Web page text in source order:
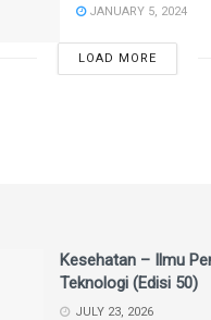
JANUARY 5, 2024
LOAD MORE
Kesehatan – Ilmu
Teknologi (Edisi 50)
JULY 23, 2026